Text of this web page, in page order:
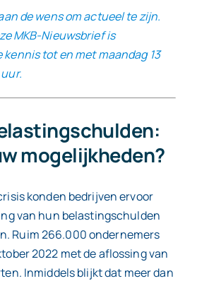
Contact
de wens om actueel te zijn.
MKB-Nieuwsbrief is
tot en met maandag 13
mogelijkheden?
konden bedrijven ervoor
van hun belastingschulden
Ruim 266.000 ondernemers
2022 met de aflossing van
Inmiddels blijkt dat meer dan